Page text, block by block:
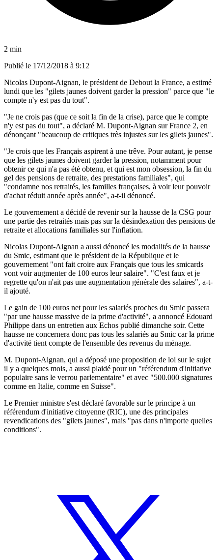
2 min
Publié le 17/12/2018 à 9:12
Nicolas Dupont-Aignan, le président de Debout la France, a estimé
lundi que les "gilets jaunes doivent garder la pression" parce que "le
compte n'y est pas du tout".
"Je ne crois pas (que ce soit la fin de la crise), parce que le compte
n'y est pas du tout", a déclaré M. Dupont-Aignan sur France 2, en
dénonçant "beaucoup de critiques très injustes sur les gilets jaunes".
"Je crois que les Français aspirent à une trêve. Pour autant, je pense
que les gilets jaunes doivent garder la pression, notamment pour
obtenir ce qui n'a pas été obtenu, et qui est mon obsession, la fin du
gel des pensions de retraite, des prestations familiales", qui
"condamne nos retraités, les familles françaises, à voir leur pouvoir
d'achat réduit année après année", a-t-il dénoncé.
Le gouvernement a décidé de revenir sur la hausse de la CSG pour
une partie des retraités mais pas sur la désindexation des pensions de
retraite et allocations familiales sur l'inflation.
Nicolas Dupont-Aignan a aussi dénoncé les modalités de la hausse
du Smic, estimant que le président de la République et le
gouvernement "ont fait croire aux Français que tous les smicards
vont voir augmenter de 100 euros leur salaire". "C'est faux et je
regrette qu'on n'ait pas une augmentation générale des salaires", a-t-
il ajouté.
Le gain de 100 euros net pour les salariés proches du Smic passera
"par une hausse massive de la prime d'activité", a annoncé Edouard
Philippe dans un entretien aux Echos publié dimanche soir. Cette
hausse ne concernera donc pas tous les salariés au Smic car la prime
d'activité tient compte de l'ensemble des revenus du ménage.
M. Dupont-Aignan, qui a déposé une proposition de loi sur le sujet
il y a quelques mois, a aussi plaidé pour un "référendum d'initiative
populaire sans le verrou parlementaire" et avec "500.000 signatures
comme en Italie, comme en Suisse".
Le Premier ministre s'est déclaré favorable sur le principe à un
référendum d'initiative citoyenne (RIC), une des principales
revendications des "gilets jaunes", mais "pas dans n'importe quelles
conditions".